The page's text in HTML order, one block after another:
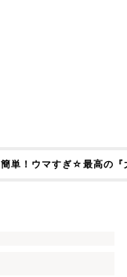
簡単！ウマすぎ☆最高の『